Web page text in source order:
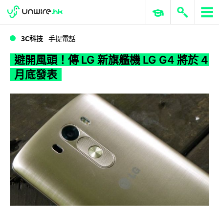
WWDC 2026 ERP 與商業 AI
3C科技 手提電話
避開風頭！傳 LG 新旗艦機 LG G4 將於 4
月底發表